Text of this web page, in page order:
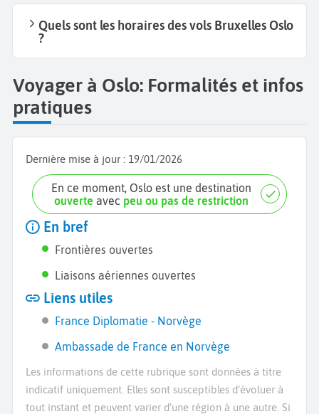
Quels sont les horaires des vols Bruxelles Oslo
?
Voyager à Oslo: Formalités et infos
pratiques
Dernière mise à jour : 19/01/2026
En ce moment, Oslo est une destination
ouverte avec peu ou pas de restriction
En bref
Frontières ouvertes
Liaisons aériennes ouvertes
Liens utiles
France Diplomatie - Norvège
Ambassade de France en Norvège
Les informations de cette rubrique sont données à titre
indicatif uniquement. Elles sont susceptibles d’évoluer à
tout instant et peuvent varier d’une région à une autre. Si